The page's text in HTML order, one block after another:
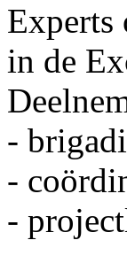
Experts
in de
-
-
-